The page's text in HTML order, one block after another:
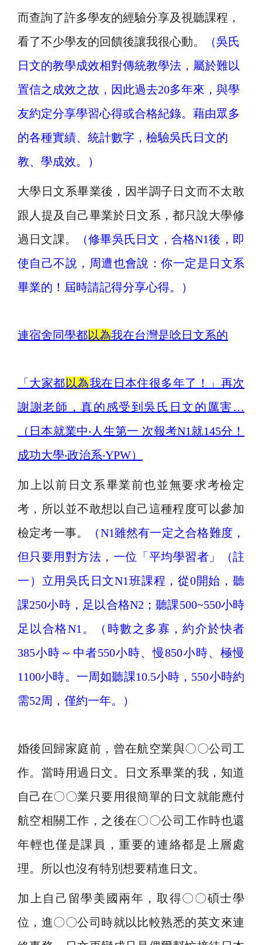
而查詢了許多學友的經驗分享及視聽課程，
看了不少學友的回饋後讓我很心動。
（吳氏
日文的教學成效相對傳統教學法，屬於難以
置信之成效之故，因此過去20多年來，與學
友約定分享學習心得或合格紀錄。藉由眾多
的各種實績、統計數字，檢驗吳氏日文的
教、學成效。）
大學日文系畢業後， 因半調子日文而不太敢
跟人提及自己畢業於日文系，都只說大學修
過日文課。
（修畢吳氏日文，合格N1後，即
使自己不說，周遭也會說：你一定是日文系
畢業的！屆時請記得分享心得。）
連宿舍同學都以為我在台灣是唸日文系的
「大家都以為我在日本住很多年了！」再次
謝謝老師，真的感受到吳氏日文的厲害…
（日本就業中‧人生第一 次報考N1就145分！
成功大學‧政治系‧YPW）
加上以前日文系畢業前也並無要求考檢定
考， 所以並不敢想以自己這種程度可以參加
檢定考一事。
（N1雖然有一定之合格難度，
但只要用對方法，一位「平均學習者」（註
一）立用吳氏日文N1班課程，從0開始，聽
課250小時，足以合格N2；聽課500~550小時
足以合格N1。（時數之多寡，約介於快者
385小時～中者550小時、慢850小時、極慢
1100小時。一周如聽課10.5小時，550小時約
需52周，僅約一年。）
婚後回歸家庭前，曾在航空業與〇〇公司工
作。當時用過日文。日文系畢業的我，知道
自己在〇〇業只要用很簡單的日文就能應付
航空相關工作，之後在〇〇公司工作時也還
年輕也僅是課員，重要的連絡都是上層處
理。所以也沒有特別想要精進日文。
加上自己留學美國兩年，取得〇〇碩士學
位，進〇〇公司時就以比較熟悉的英文來連